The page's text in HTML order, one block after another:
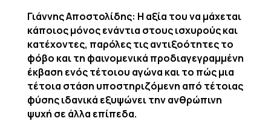
Γιάννης Αποστολίδης: Η αξία του να μάχεται
κάποιος μόνος ενάντια στους ισχυρούς και
κατέχοντες, παρόλες τις αντιξοότητες το
φόβο και τη φαινομενικά προδιαγεγραμμένη
έκβαση ενός τέτοιου αγώνα και το πώς μια
τέτοια στάση υποστηριζόμενη από τέτοιας
φύσης ιδανικά εξυψώνει την ανθρώπινη
ψυχή σε άλλα επίπεδα.